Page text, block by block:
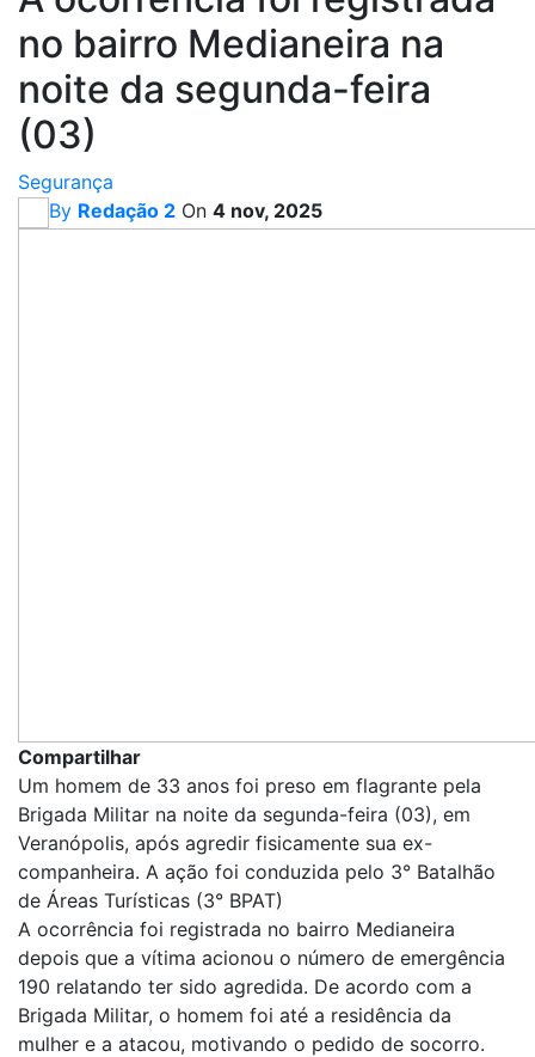
no bairro Medianeira na
noite da segunda-feira
(03)
Segurança
By Redação 2 On 4 nov, 2025
Compartilhar
Um homem de 33 anos foi preso em flagrante pela
Brigada Militar na noite da segunda-feira (03), em
Veranópolis, após agredir fisicamente sua ex-
companheira. A ação foi conduzida pelo 3° Batalhão
de Áreas Turísticas (3° BPAT)
A ocorrência foi registrada no bairro Medianeira
depois que a vítima acionou o número de emergência
190 relatando ter sido agredida. De acordo com a
Brigada Militar, o homem foi até a residência da
mulher e a atacou, motivando o pedido de socorro.